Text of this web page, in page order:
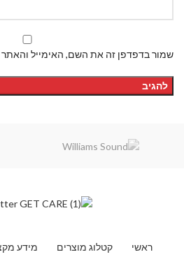
שמור בדפדפן זה את השם, האימייל
ראשי קטלוג מוצרים מידע